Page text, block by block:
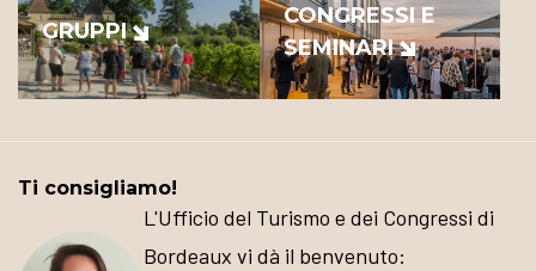
GRUPPI
CONGRESSI E
SEMINARI
Ti consigliamo!
L'Ufficio del Turismo e dei Congressi di
Bordeaux vi dà il benvenuto: